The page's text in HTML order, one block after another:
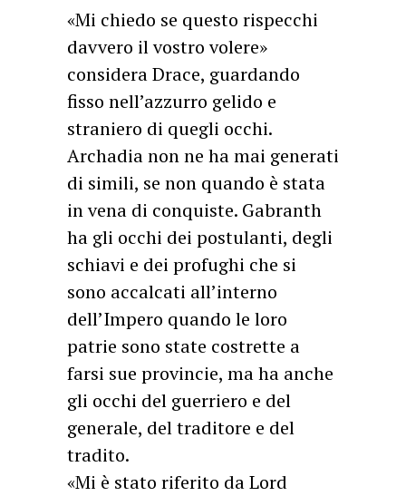
«Mi chiedo se questo rispecchi
davvero il vostro volere»
considera Drace, guardando
fisso nell’azzurro gelido e
straniero di quegli occhi.
Archadia non ne ha mai generati
di simili, se non quando è stata
in vena di conquiste. Gabranth
ha gli occhi dei postulanti, degli
schiavi e dei profughi che si
sono accalcati all’interno
dell’Impero quando le loro
patrie sono state costrette a
farsi sue provincie, ma ha anche
gli occhi del guerriero e del
generale, del traditore e del
tradito.
«Mi è stato riferito da Lord